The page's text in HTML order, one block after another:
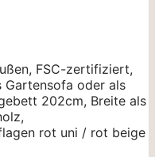
FSC-zertifiziert,
Gartensofa oder als
202cm, Breite als
rot uni / rot beige